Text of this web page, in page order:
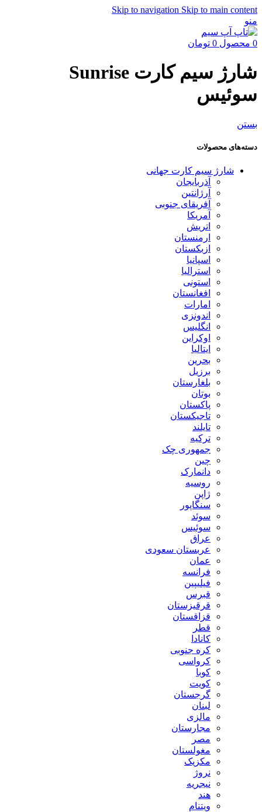
Skip to navigation Skip to main content
منو
0 محصول 0 تومان
شارژ سیم کارت Sunrise
سوئیس
بستن
دسته‌های محصولات
شارژ سیم کارت جهانی
آذربایجان
آرژانتین
آفریقای جنوبی
آمریکا
اتریش
ارمنستان
ازبکستان
اسپانیا
استرالیا
استونی
افغانستان
امارات
اندونزی
انگلیس
اوکراین
ایتالیا
بحرین
برزیل
بلغارستان
بوتان
پاکستان
تاجیکستان
تایلند
ترکیه
جمهوری چک
چین
دانمارک
روسیه
ژاپن
سنگاپور
سوئد
سوئیس
عراق
عربستان سعودی
عمان
فرانسه
فیلیپین
قبرس
قرقیزستان
قزاقستان
قطر
کانادا
کره جنوبی
کرواسی
کوبا
کویت
گرجستان
لبنان
مالزی
مجارستان
مصر
مغولستان
مکزیک
نروژ
نیجریه
هند
ویتنام